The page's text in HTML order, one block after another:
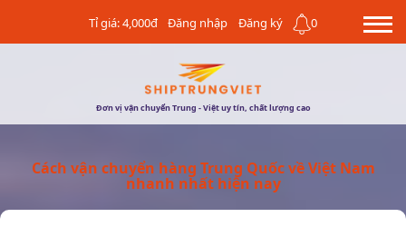
Tỉ giá: 4,000đ Đăng nhập Đăng ký 0
Đơn vị vận chuyển Trung - Việt uy tín, chất lượng cao
Cách vận chuyển hàng Trung Quốc về Việt Nam
nhanh nhất hiện nay